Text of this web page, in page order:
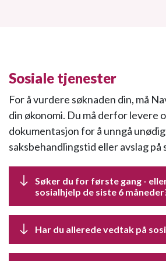
Sosiale tjenester
For å vurdere søknaden din, må
din økonomi. Du må derfor levere
dokumentasjon for å unngå unødig
saksbehandlingstid eller avslag på
Søker du for første gang -
sosialhjelp de siste 6
Har du allerede vedtak på